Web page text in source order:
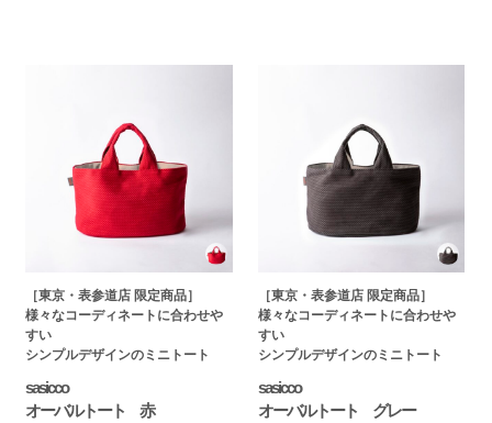
［東京・表参道店 限定商品］
様々なコーディネートに合わせや
すい
シンプルデザインのミニトート
sasicco
オーバルトート 赤
［東京・表参道店 限定商品］
様々なコーディネートに合わせや
すい
シンプルデザインのミニトート
sasicco
オーバルトート グレー